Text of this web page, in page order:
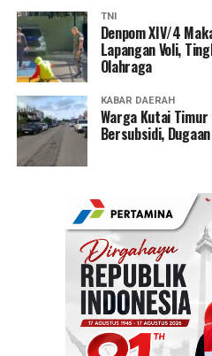
TNI
Denpom XIV/4
Lapangan Voli,
Olahraga
KABAR DAERAH
Warga Kutai
Bersubsidi,